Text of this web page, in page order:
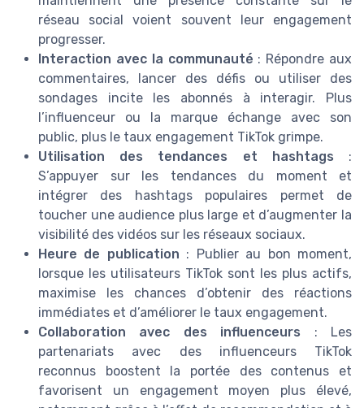
réseau social voient souvent leur engagement
progresser.
Interaction avec la communauté : Répondre aux
commentaires, lancer des défis ou utiliser des
sondages incite les abonnés à interagir. Plus
l’influenceur ou la marque échange avec son
public, plus le taux engagement TikTok grimpe.
Utilisation des tendances et hashtags :
S’appuyer sur les tendances du moment et
intégrer des hashtags populaires permet de
toucher une audience plus large et d’augmenter la
visibilité des vidéos sur les réseaux sociaux.
Heure de publication : Publier au bon moment,
lorsque les utilisateurs TikTok sont les plus actifs,
maximise les chances d’obtenir des réactions
immédiates et d’améliorer le taux engagement.
Collaboration avec des influenceurs : Les
partenariats avec des influenceurs TikTok
reconnus boostent la portée des contenus et
favorisent un engagement moyen plus élevé,